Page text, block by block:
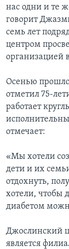
нас одни и те
говорит
семь лет
центром
организацией
Осенью
отметил 75-
работает
отмечает:
«Мы хотели
дети и их
отдохнуть,
хотели, чтобы
диабетом
Джослинский
является